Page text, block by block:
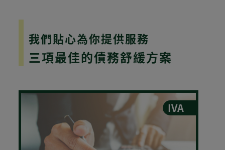
我們貼心為你提供服務
三項最佳的債務舒緩方案
IVA